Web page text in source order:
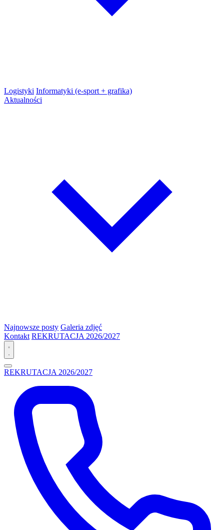
Logistyki Informatyki (e-sport + grafika)
Aktualności
Najnowsze posty Galeria zdjęć
Kontakt REKRUTACJA 2026/2027
REKRUTACJA 2026/2027